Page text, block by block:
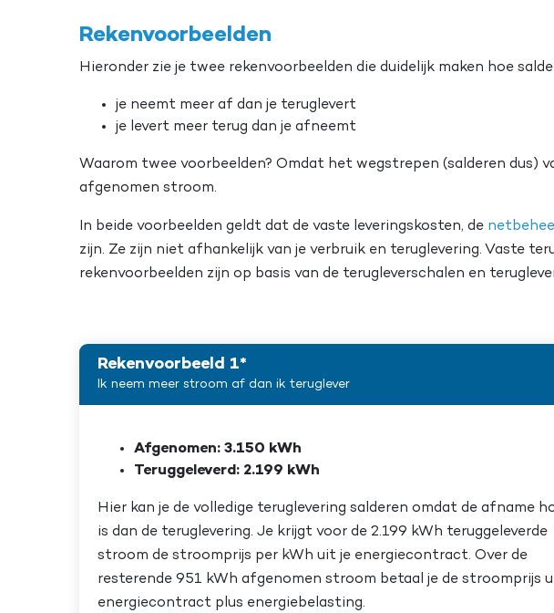
Rekenvoorbeelden
Hieronder zie je twee rekenvoorbeelden die duidelijk maken hoe
je neemt meer af dan je teruglevert
je levert meer terug dan je afneemt
Waarom twee voorbeelden? Omdat het wegstrepen (salderen
afgenomen stroom.
In beide voorbeelden geldt dat de vaste leveringskosten, de
zijn. Ze zijn niet afhankelijk van je verbruik en teruglevering. Vaste
rekenvoorbeelden zijn op basis van de terugleverschalen en
Rekenvoorbeeld 1*
Ik neem meer stroom af dan ik teruglever
Afgenomen: 3.150 kWh
Teruggeleverd: 2.199 kWh
Hier kan je de volledige teruglevering salderen omdat de afname
is dan de teruglevering. Je krijgt voor de 2.199 kWh teruggeleverde
stroom de stroomprijs per kWh uit je energiecontract. Over de
resterende 951 kWh afgenomen stroom betaal je de stroomprijs
energiecontract plus energiebelasting.